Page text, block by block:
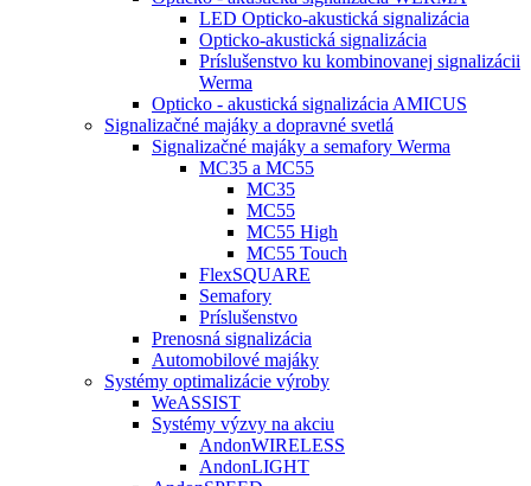
LED Opticko-akustická signalizácia
Opticko-akustická signalizácia
Príslušenstvo ku kombinovanej signalizácii
Werma
Opticko - akustická signalizácia AMICUS
Signalizačné majáky a dopravné svetlá
Signalizačné majáky a semafory Werma
MC35 a MC55
MC35
MC55
MC55 High
MC55 Touch
FlexSQUARE
Semafory
Príslušenstvo
Prenosná signalizácia
Automobilové majáky
Systémy optimalizácie výroby
WeASSIST
Systémy výzvy na akciu
AndonWIRELESS
AndonLIGHT